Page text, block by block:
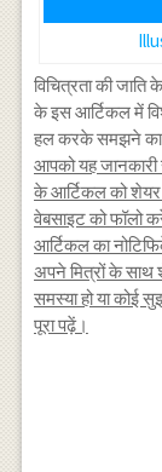
विचित्रता की
के इस आर्टिकल में
हल करके समझने का
आपको यह जानकारी
के आर्टिकल को शेयर
वेबसाइट को फॉलो
आर्टिकल का
अपने मित्रों के
समस्या हो या कोई
पूरा पढ़ें।